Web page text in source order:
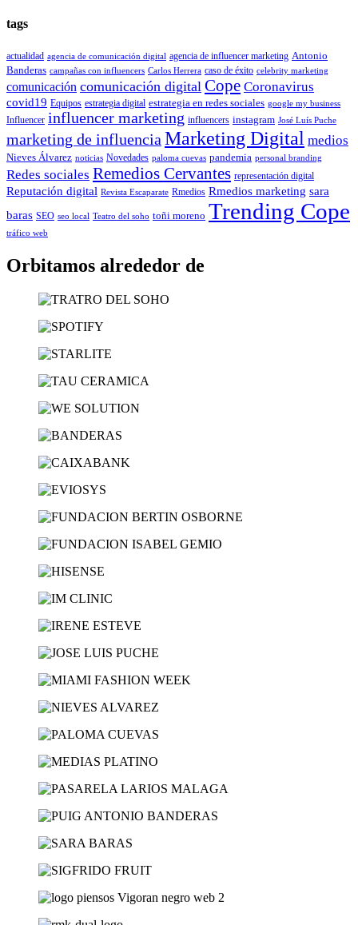
tags
actualidad agencia de comunicación digital agencia de influencer marketing Antonio
Banderas campañas con influencers Carlos Herrera caso de éxito celebrity marketing
comunicación comunicación digital Cope Coronavirus
covid19 Equipos estrategia digital estrategia en redes sociales google my business
Influencer influencer marketing influencers instagram José Luís Puche
marketing de influencia Marketing Digital medios
Nieves Álvarez noticias Novedades paloma cuevas pandemia personal branding
Redes sociales Remedios Cervantes representación digital
Reputación digital Revista Escaparate Rmedios Rmedios marketing sara
baras SEO seo local Teatro del soho toñi moreno Trending Cope
tráfico web
Orbitamos alrededor de